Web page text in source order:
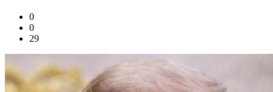
0
0
29